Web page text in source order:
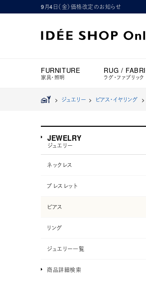
9月4日（金）価格改定のお知らせ
FURNITURE
家具・照明
RUG /
ラグ・ファブリック
> ジュエリー > ピアス・イヤリング >
JEWELRY
ジュエリー
ネックレス
ブレスレット
ピアス
リング
ジュエリー一覧
商品詳細検索